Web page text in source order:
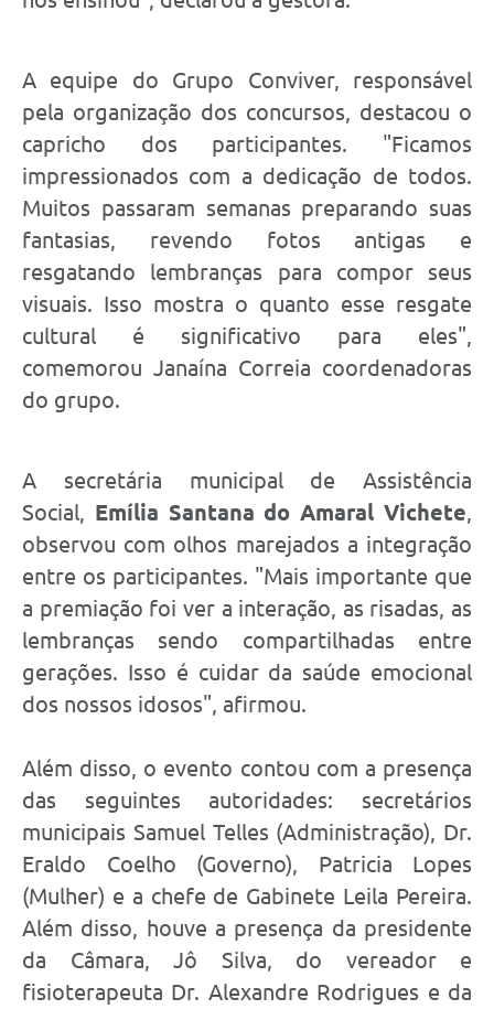
A equipe do Grupo Conviver, responsável
pela organização dos concursos, destacou o
capricho dos participantes. "Ficamos
impressionados com a dedicação de todos.
Muitos passaram semanas preparando suas
fantasias, revendo fotos antigas e
resgatando lembranças para compor seus
visuais. Isso mostra o quanto esse resgate
cultural é significativo para eles",
comemorou Janaína Correia coordenadoras
do grupo.
A secretária municipal de Assistência
Social, Emília Santana do Amaral Vichete
observou com olhos marejados a integração
entre os participantes. "Mais importante que
a premiação foi ver a interação, as risadas, as
lembranças sendo compartilhadas entre
gerações. Isso é cuidar da saúde emocional
dos nossos idosos", afirmou.
Além disso, o evento contou com a presença
das seguintes autoridades: secretários
municipais Samuel Telles (Administração), Dr.
Eraldo Coelho (Governo), Patricia Lopes
(Mulher) e a chefe de Gabinete Leila Pereira.
Além disso, houve a presença da presidente
da Câmara, Jô Silva, do vereador e
fisioterapeuta Dr. Alexandre Rodrigues e da